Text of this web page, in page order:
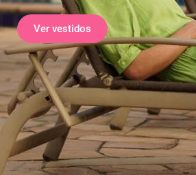
Ver vestidos